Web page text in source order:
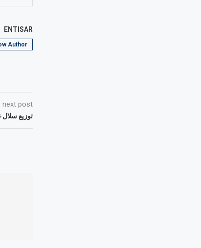
ENTISAR
Author
next post
توزيع سلال